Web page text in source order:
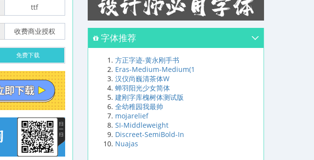
ttf
收费商业授权
免费下载
字体推荐
方正字迹-黄永刚手书
Eras-Medium-Medium(1
汉仪尚巍清茶体W
蝉羽阳光少女简体
建刚字库槐树体测试版
全幼稚园我最帅
mojarelief
SI-Middleweight
Discreet-SemiBold-In
Nuajas